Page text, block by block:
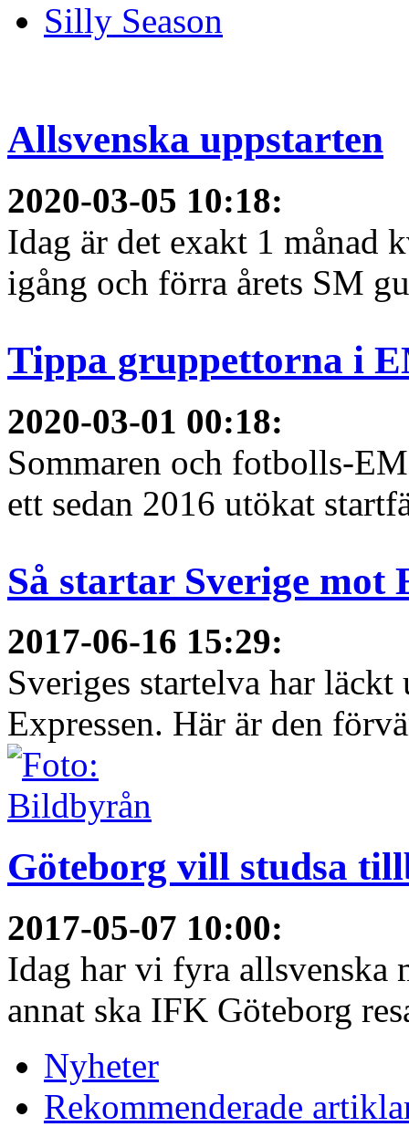
Silly Season
Allsvenska uppstarten
2020-03-05 10:18:
Idag är det exakt 1 månad
igång och förra årets SM
Tippa gruppettorna i
2020-03-01 00:18:
Sommaren och fotbolls-
ett sedan 2016 utökat
Så startar Sverige mot
2017-06-16 15:29:
Sveriges startelva har
Expressen. Här är den
Göteborg vill studsa
2017-05-07 10:00:
Idag har vi fyra allsvenska
annat ska IFK Göteborg
Nyheter
Rekommenderade